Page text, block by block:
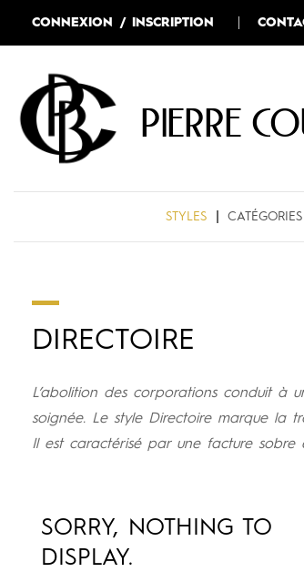
CONNEXION / INSCRIPTION
Pierre
STYLES CATÉGORIES
DIRECTOIRE
L’abolition des corporations conduit à
soignée. Le style Directoire marque la
Il est caractérisé par une facture sobre
SORRY, NOTHING TO
DISPLAY.